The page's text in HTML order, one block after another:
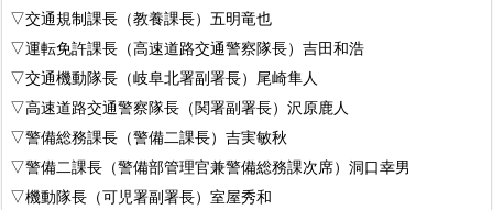
▽交通規制課長（教養課長）五明竜也
▽運転免許課長（高速道路交通警察隊長）吉田和浩
▽交通機動隊長（岐阜北署副署長）尾崎隼人
▽高速道路交通警察隊長（関署副署長）沢原鹿人
▽警備総務課長（警備二課長）吉実敏秋
▽警備二課長（警備部管理官兼警備総務課次席）洞口幸男
▽機動隊長（可児署副署長）室屋秀和